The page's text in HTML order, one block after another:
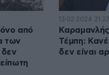
από
των
13·02·2024 21:27
Τέμπη:
δεν είναι